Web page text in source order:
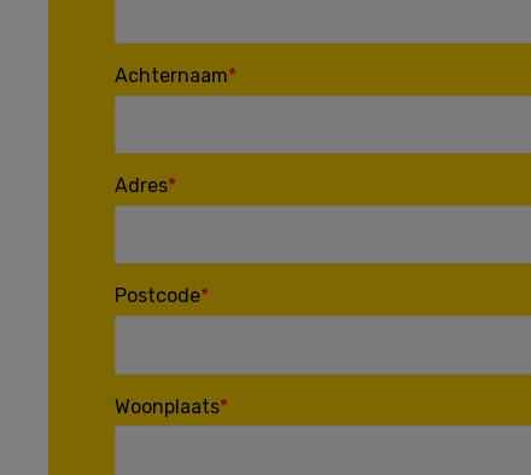
Achternaam
Adres
Postcode
Woonplaats